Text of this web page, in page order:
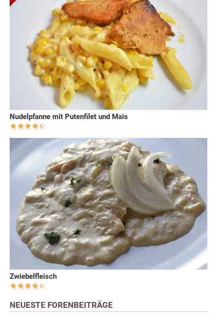
Nudelpfanne mit Putenfilet und Mais
Zwiebelfleisch
NEUESTE FORENBEITRÄGE